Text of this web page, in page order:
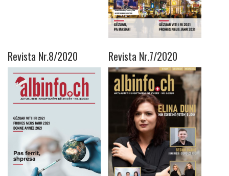
Revista Nr.8/2020 Revista Nr.7/2020